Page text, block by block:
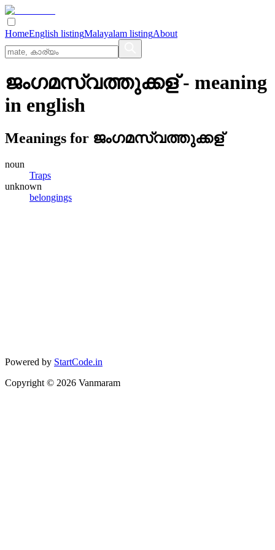
HomeEnglish listingMalayalam listingAbout
ജംഗമസ്വത്തുക്കള്- meaning
in english
Meanings for ജംഗമസ്വത്തുക്കള്
noun
Traps
unknown
belongings
Powered by StartCode.in
Copyright © 2026 Vanmaram